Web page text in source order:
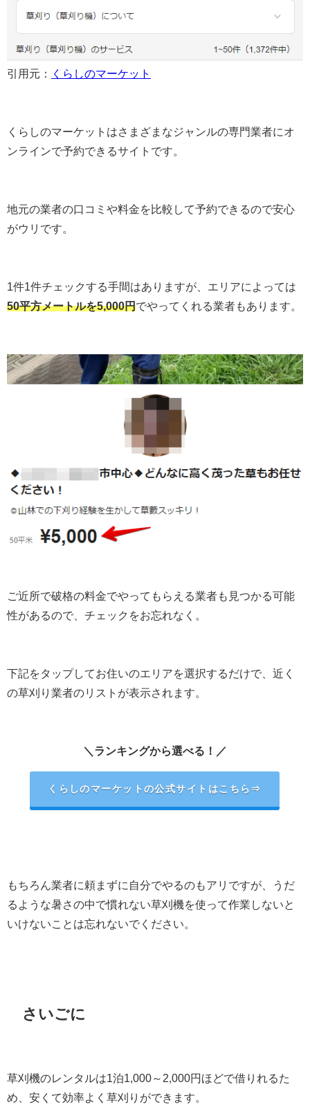
引用元： くらしのマーケット
くらしのマーケットはさまざまなジャンルの専門業者にオ
ンラインで予約できるサイトです。
地元の業者の口コミや料金を比較して予約できるので安心
がウリです。
1件1件チェックする手間はありますが、エリアによっては
50平方メートルを5,000円でやってくれる業者もあります。
ご近所で破格の料金でやってもらえる業者も見つかる可能
性があるので、チェックをお忘れなく。
下記をタップしてお住いのエリアを選択するだけで、近く
の草刈り業者のリストが表示されます。
＼ランキングから選べる！／
くらしのマーケットの公式サイトはこちら⇒
もちろん業者に頼まずに自分でやるのもアリですが、うだ
るような暑さの中で慣れない草刈機を使って作業しないと
いけないことは忘れないでください。
さいごに
草刈機のレンタルは1泊1,000～2,000円ほどで借りれるた
め、安くて効率よく草刈りができます。